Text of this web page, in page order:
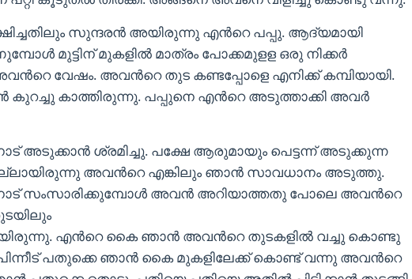
സുന്ദരൻ അയിരുന്നു എൻറെ പപ്പു. ആദ്യമായി
മുട്ടിന് മുകളിൽ മാത്രം പോക്കമുളള ഒരു നിക്കർ
വേഷം. അവൻറെ തുട കണ്ടപ്പോളെ എനിക്ക് കമ്പിയായി.
കുറച്ചു കാത്തിരുന്നു. പപ്പുനെ എൻറെ അടുത്താക്കി അവർ
അടുക്കാൻ ശ്രമിച്ചു. പക്ഷേ ആരുമായും പെട്ടന്ന് അടുക്കുന്ന
അവൻറെ എങ്കിലും ഞാൻ സാവധാനം അടുത്തു.
സംസാരിക്കുമ്പോൾ അവൻ അറിയാത്തതു പോലെ അവൻറെ
എൻറെ കൈ ഞാൻ അവൻറെ തുടകളിൽ വച്ചു കൊണ്ടു
പതുക്കെ ഞാൻ കൈ മുകളിലേക്ക് കൊണ്ട് വന്നു അവൻറെ